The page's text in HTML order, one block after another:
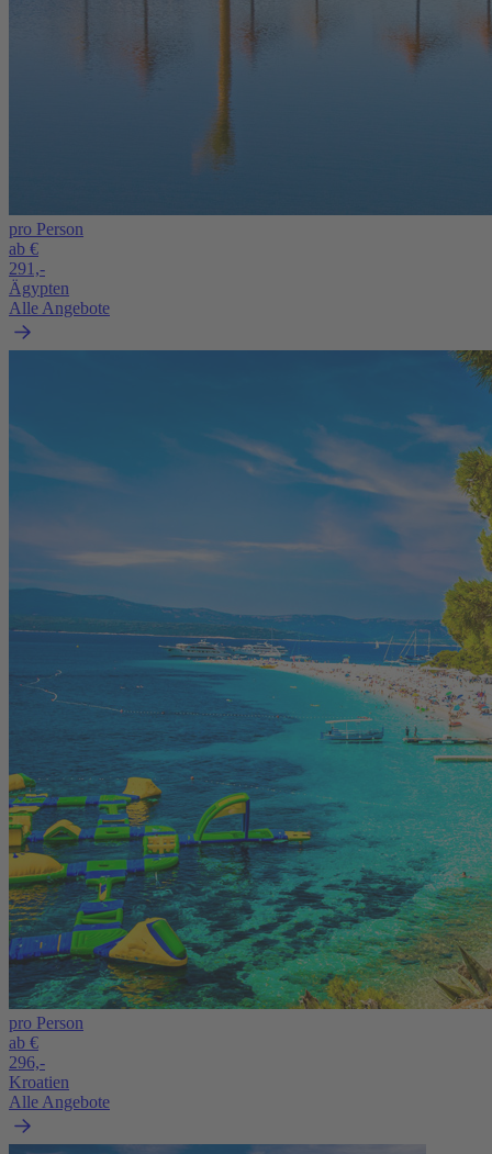
pro Person
ab €
291,-
Ägypten
Alle Angebote
pro Person
ab €
296,-
Kroatien
Alle Angebote